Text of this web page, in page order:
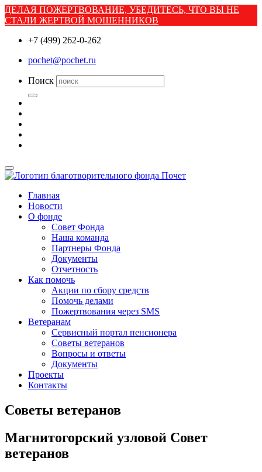
ДЕЛАЯ ПОЖЕРТВОВАНИЕ, УБЕДИТЕСЬ, ЧТО ВЫ НЕ
СТАЛИ ЖЕРТВОЙ МОШЕННИКОВ
+7 (499) 262-0-262
pochet@pochet.ru
Поиск
Главная
Новости
О фонде
Совет Фонда
Наша команда
Партнеры Фонда
Документы
Отчетность
Как помочь
Акции по сбору средств
Помочь делами
Пожертвования через SMS
Ветеранам
Сервисный портал пенсионера
Советы ветеранов
Вопросы и ответы
Документы
Проекты
Контакты
Советы ветеранов
Магнитогорский узловой Совет
ветеранов